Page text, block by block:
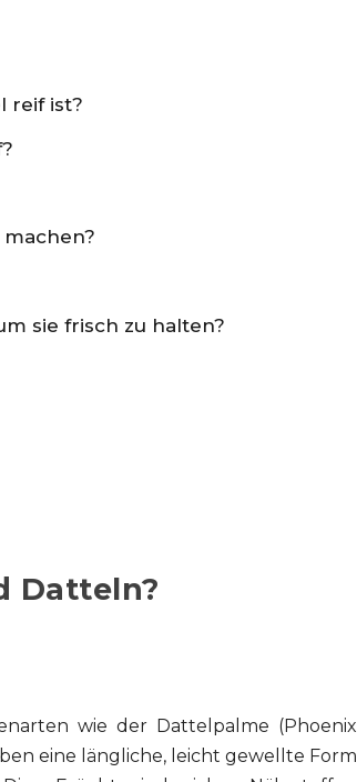
reif ist?
sie frisch zu halten?
Datteln?
wie der Dattelpalme (Phoenix
eine längliche, leicht gewellte Form